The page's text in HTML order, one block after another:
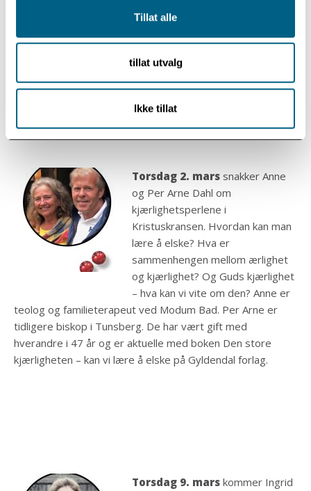
Tillat alle
tillat utvalg
Ikke tillat
menneskes identitet? Hvordan
preges vi som enkeltmennesker og fellesskap av krig og
Torsdag 2. mars snakker Anne
og Per Arne Dahl om
kjærlighetsperlene i
Kristuskransen. Hvordan kan man
lære å elske? Hva er
sammenhengen mellom ærlighet
og kjærlighet? Og Guds kjærlighet
– hva kan vi vite om den? Anne er
teolog og familieterapeut ved Modum Bad. Per Arne er
tidligere biskop i Tunsberg. De har vært gift med
hverandre i 47 år og er aktuelle med boken Den store
kjærligheten – kan vi lære å elske på Gyldendal forlag.
Torsdag 9. mars kommer Ingrid